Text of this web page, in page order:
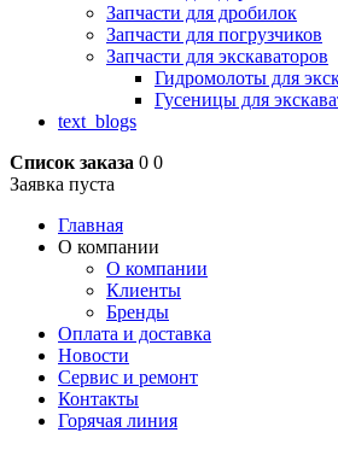
Запчасти для дробилок
Запчасти для погрузчиков
Запчасти для экскаваторов
Гидромолоты для
Гусеницы для
text_blogs
Список заказа 0 0
Заявка пуста
Главная
О компании
О компании
Клиенты
Бренды
Оплата и доставка
Новости
Сервис и ремонт
Контакты
Горячая линия